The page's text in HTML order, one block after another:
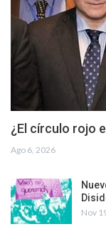
¿El círculo rojo
Ago 6, 2026
Nov